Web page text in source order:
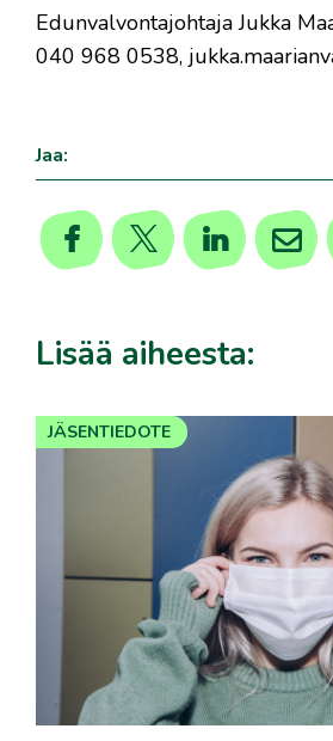
Edunvalvontajohtaja Jukka
040 968 0538,
Jaa:
Lisää aiheesta:
JÄSENTIEDOTE